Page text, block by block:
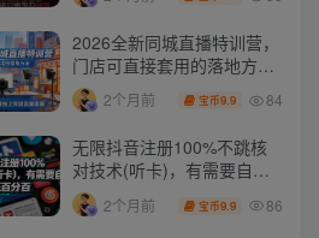
月)
2026全新同城直播特训营，
门店可直接套用的落地方
法，助力实体商家打通线上
同城流量渠道
2个月前 宝币9.9 84
无限抖音注册100%不跳核
对技术(听卡)，有需要自
测，不保证百分百
2个月前 宝币9.9 86